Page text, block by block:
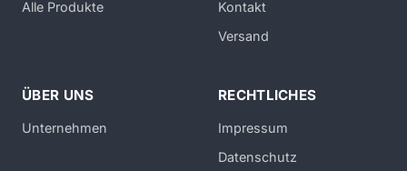
Alle Produkte
Kontakt
Versand
ÜBER UNS
Unternehmen
RECHTLICHES
Impressum
Datenschutz